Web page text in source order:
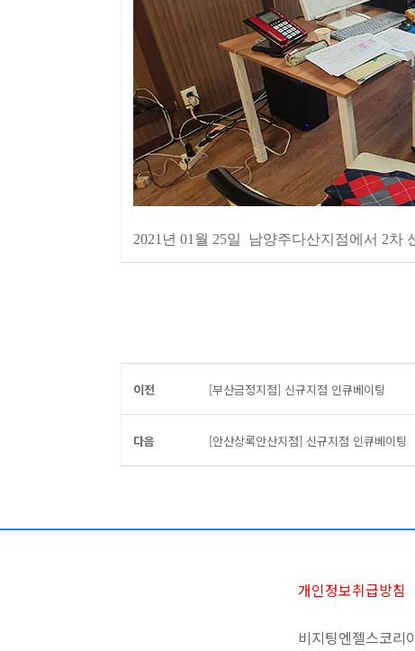
2021년 01월 25일 남양주다산지점에서 2차
이전 [부산금정지점] 신규지점 인큐베이팅
다음 [안산상록안산지점] 신규지점 인큐베이팅
개인정보취급방침
비지팅엔젤스코